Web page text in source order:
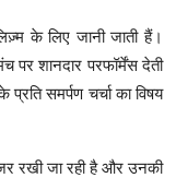
के लिए जानी जाती हैं।
शानदार परफॉर्मेंस देती
समर्पण चर्चा का विषय
रखी जा रही है और उनकी